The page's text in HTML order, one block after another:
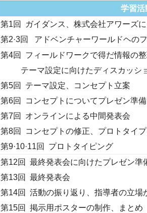
学習活
第1回 ガイダンス、株式会社アワーズ
第2·3回 アドベンチャーワールドヘの
第4回 フィールドワークで得だ情報の
テーマ設定に向けたディスカッシ
第5回 テーマ設定、コンセプト立案
第6回 コンセプトについてプレゼン準備
第7回 オンラインによる中間発表会
第8回 コンセプトの修正、プロトタイ
第9·10·11回 プロトタイピング
第12回 最終発表会に向けたプレゼン準
第13回 最終発表会
第14回 活動の振り返り、指導者の立場
第15回 掲示用ポスターの制作、まとめ